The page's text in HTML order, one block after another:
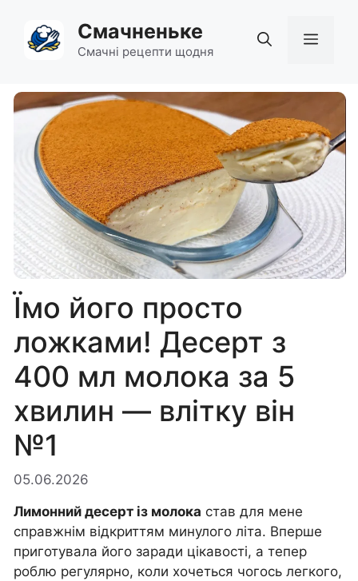
вмісту
Смачненьке
Смачні рецепти щодня
Їмо його просто
ложками! Десерт з
400 мл молока за 5
хвилин — влітку він
№1
05.06.2026
Лимонний десерт із молока став для мене
справжнім відкриттям минулого літа. Вперше
приготувала його заради цікавості, а тепер
роблю регулярно, коли хочеться чогось легкого,